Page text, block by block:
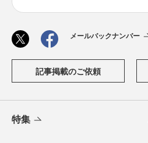
メールバックナンバー
記事掲載のご依頼
特集